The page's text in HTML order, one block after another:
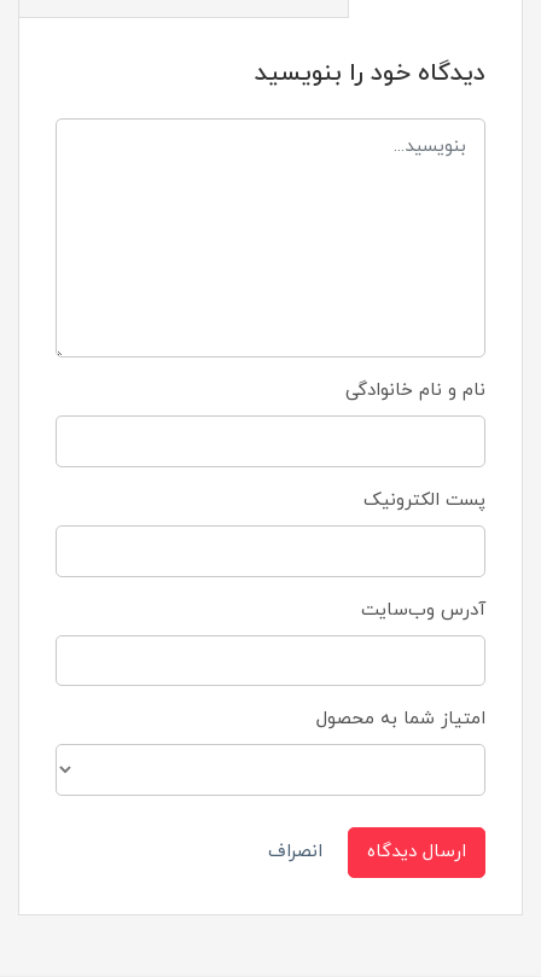
دیدگاه خود را بنویسید
نام و نام خانوادگی
پست الکترونیک
آدرس وب‌سایت
امتیاز شما به محصول
ارسال دیدگاه انصراف